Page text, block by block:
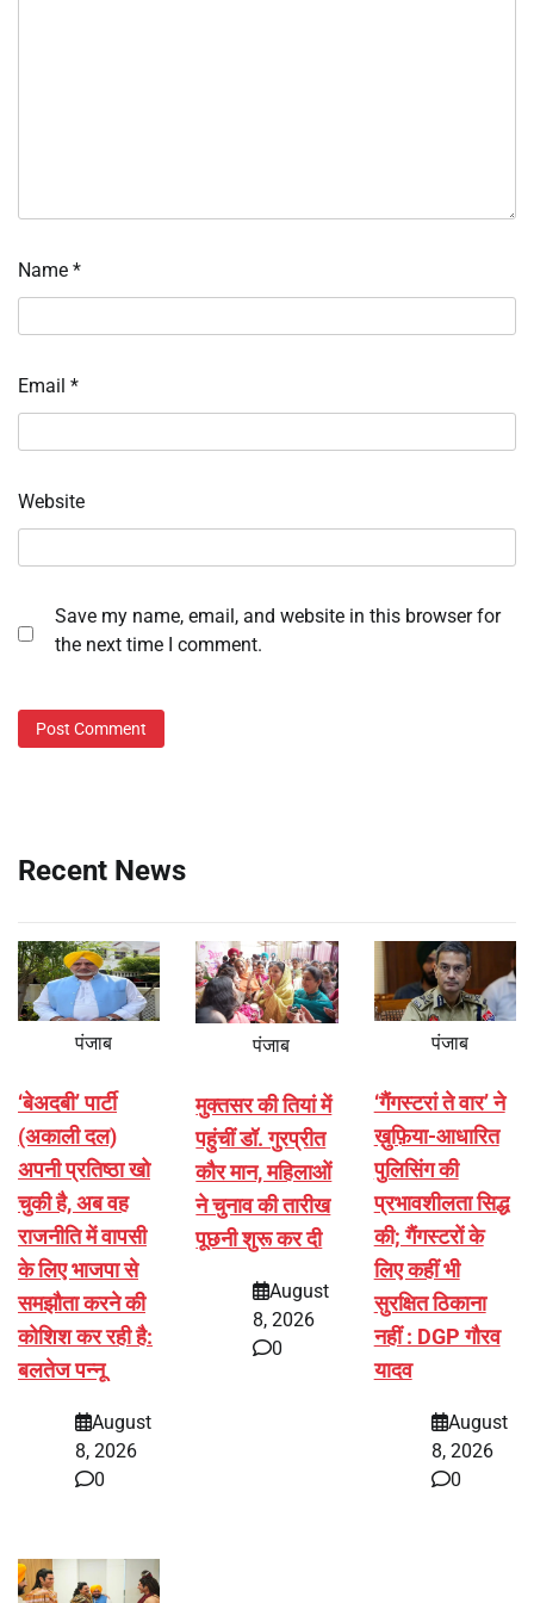
Name *
Email *
Website
Save my name, email, and website in this browser for
the next time I comment.
Recent News
पंजाब
‘बेअदबी’ पार्टी
(अकाली दल)
अपनी प्रतिष्ठा खो
चुकी है, अब वह
राजनीति में वापसी
के लिए भाजपा से
समझौता करने की
कोशिश कर रही है:
बलतेज पन्नू
August
8, 2026
0
पंजाब
मुक्तसर की तियां में
पहुंचीं डॉ. गुरप्रीत
कौर मान, महिलाओं
ने चुनाव की तारीख
पूछनी शुरू कर दी
August
8, 2026
0
पंजाब
‘गैंगस्टरां ते वार’ ने
ख़ुफ़िया-आधारित
पुलिसिंग की
प्रभावशीलता सिद्ध
की; गैंगस्टरों के
लिए कहीं भी
सुरक्षित ठिकाना
नहीं : DGP गौरव
यादव
August
8, 2026
0